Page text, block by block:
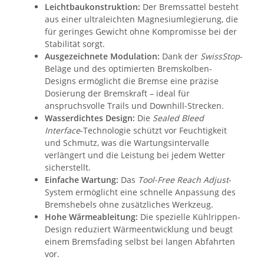
Leichtbaukonstruktion: Der Bremssattel besteht
aus einer ultraleichten Magnesiumlegierung, die
für geringes Gewicht ohne Kompromisse bei der
Stabilität sorgt.
Ausgezeichnete Modulation: Dank der SwissStop-
Beläge und des optimierten Bremskolben-
Designs ermöglicht die Bremse eine präzise
Dosierung der Bremskraft – ideal für
anspruchsvolle Trails und Downhill-Strecken.
Wasserdichtes Design: Die Sealed Bleed
Interface-Technologie schützt vor Feuchtigkeit
und Schmutz, was die Wartungsintervalle
verlängert und die Leistung bei jedem Wetter
sicherstellt.
Einfache Wartung: Das Tool-Free Reach Adjust-
System ermöglicht eine schnelle Anpassung des
Bremshebels ohne zusätzliches Werkzeug.
Hohe Wärmeableitung: Die spezielle Kühlrippen-
Design reduziert Wärmeentwicklung und beugt
einem Bremsfading selbst bei langen Abfahrten
vor.